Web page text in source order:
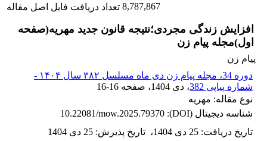
تعداد دریافت فایل اصل مقاله 8,787,867
افزایش زندگی مجردی؛نتیجه قانون جدید مهریه(صفحه
اول)مجله پیام زن
پیام زن
دوره 34، مجله پیام زن دی ماه مسلسل ۳۸۲ سال ۱۴۰۴ -
شماره پیاپی 382
، دی 1404 ، صفحه 16-16
نوع مقاله: مهریه
شناسه دیجیتال (DOI):
10.22081/mow.2025.79370
تاریخ دریافت: 25 دی 1404 ، تاریخ پذیرش: 25 دی 1404